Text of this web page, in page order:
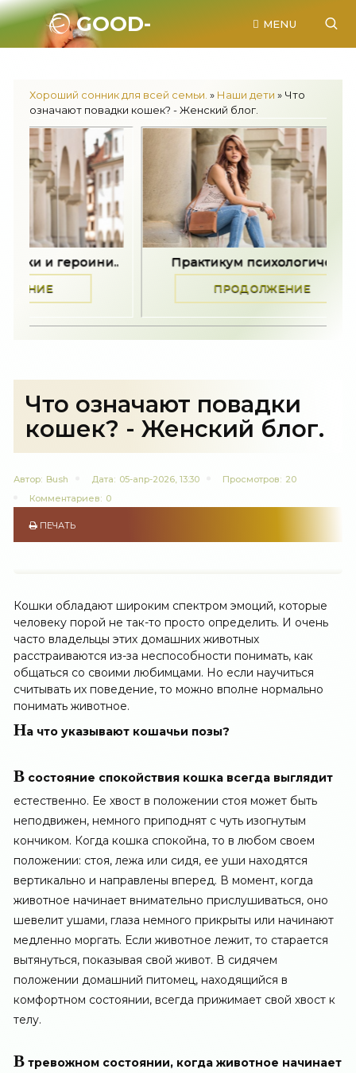
GOOD-
MENU
Хороший сонник для всей семьи. » Наши дети » Что
означают повадки кошек? - Женский блог.
Практикум психологической..
ПРОДОЛЖЕНИЕ
Что означают повадки
кошек? - Женский блог.
Автор: Bush Дата: 05-апр-2026, 13:30 Просмотров: 20
Комментариев: 0
ПЕЧАТЬ
Кошки обладают широким спектром эмоций, которые
человеку порой не так-то просто определить. И очень
часто владельцы этих домашних животных
расстраиваются из-за неспособности понимать, как
общаться со своими любимцами. Но если научиться
считывать их поведение, то можно вполне нормально
понимать животное.
На что указывают кошачьи позы?
В состояние спокойствия кошка всегда выглядит
естественно. Ее хвост в положении стоя может быть
неподвижен, немного приподнят с чуть изогнутым
кончиком. Когда кошка спокойна, то в любом своем
положении: стоя, лежа или сидя, ее уши находятся
вертикально и направлены вперед. В момент, когда
животное начинает внимательно прислушиваться, оно
шевелит ушами, глаза немного прикрыты или начинают
медленно моргать. Если животное лежит, то старается
вытянуться, показывая свой живот. В сидячем
положении домашний питомец, находящийся в
комфортном состоянии, всегда прижимает свой хвост к
телу.
В тревожном состоянии, когда животное начинает